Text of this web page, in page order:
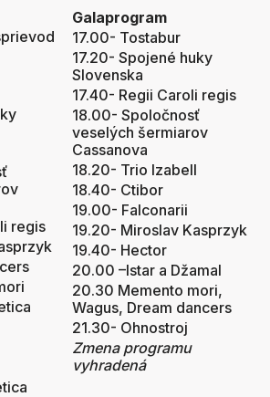
regis
Galaprogram
17.00- Tostabur
17.20- Spojené huky
Slovenska
17.40- Regii Caroli regis
18.00- Spoločnosť
veselých šermiarov
Cassanova
18.20- Trio Izabell
18.40- Ctibor
19.00- Falconarii
19.20- Miroslav Kasprzyk
19.40- Hector
20.00 –Istar a Džamal
20.30 Memento mori,
Wagus, Dream dancers
21.30- Ohnostroj
Zmena programu
vyhradená